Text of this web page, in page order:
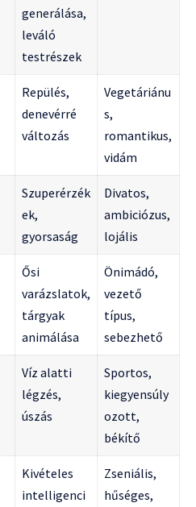
generálása,
leváló
testrészek
Repülés,
denevérré
változás
Vegetáriánu
s,
romantikus,
vidám
Szuperérzék
ek,
gyorsaság
Divatos,
ambiciózus,
lojális
Ősi
varázslatok,
tárgyak
animálása
Önimádó,
vezető
típus,
sebezhető
Víz alatti
légzés,
úszás
Sportos,
kiegyensúly
ozott,
békítő
Kivételes
intelligenci
Zseniális,
hűséges,